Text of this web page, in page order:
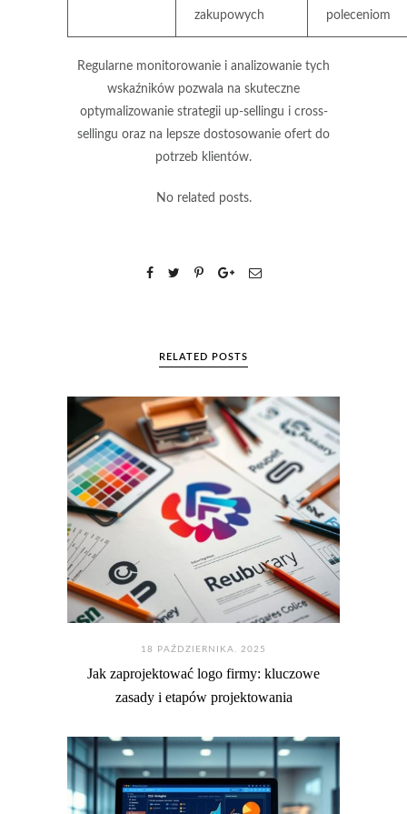
zakupowych
poleceniom
Regularne monitorowanie i analizowanie tych
wskaźników pozwala na skuteczne
optymalizowanie strategii up-sellingu i cross-
sellingu oraz na lepsze dostosowanie ofert do
potrzeb klientów.
No related posts.
RELATED POSTS
18 PAŹDZIERNIKA. 2025
Jak zaprojektować logo firmy: kluczowe
zasady i etapów projektowania